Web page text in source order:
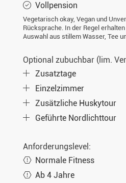
Vollpension
Vegetarisch okay, Vegan und
Rücksprache. In der Regel
Auswahl aus stillem Wasser, Tee
Optional zubuchbar (lim.
Zusatztage
Einzelzimmer
Zusätzliche Huskytour
Geführte Nordlichttour
Anforderungslevel:
Normale Fitness
Ab 4 Jahre